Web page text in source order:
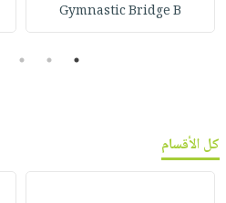
Gymnastic Bridge B
1
2
3
كل الأقسام